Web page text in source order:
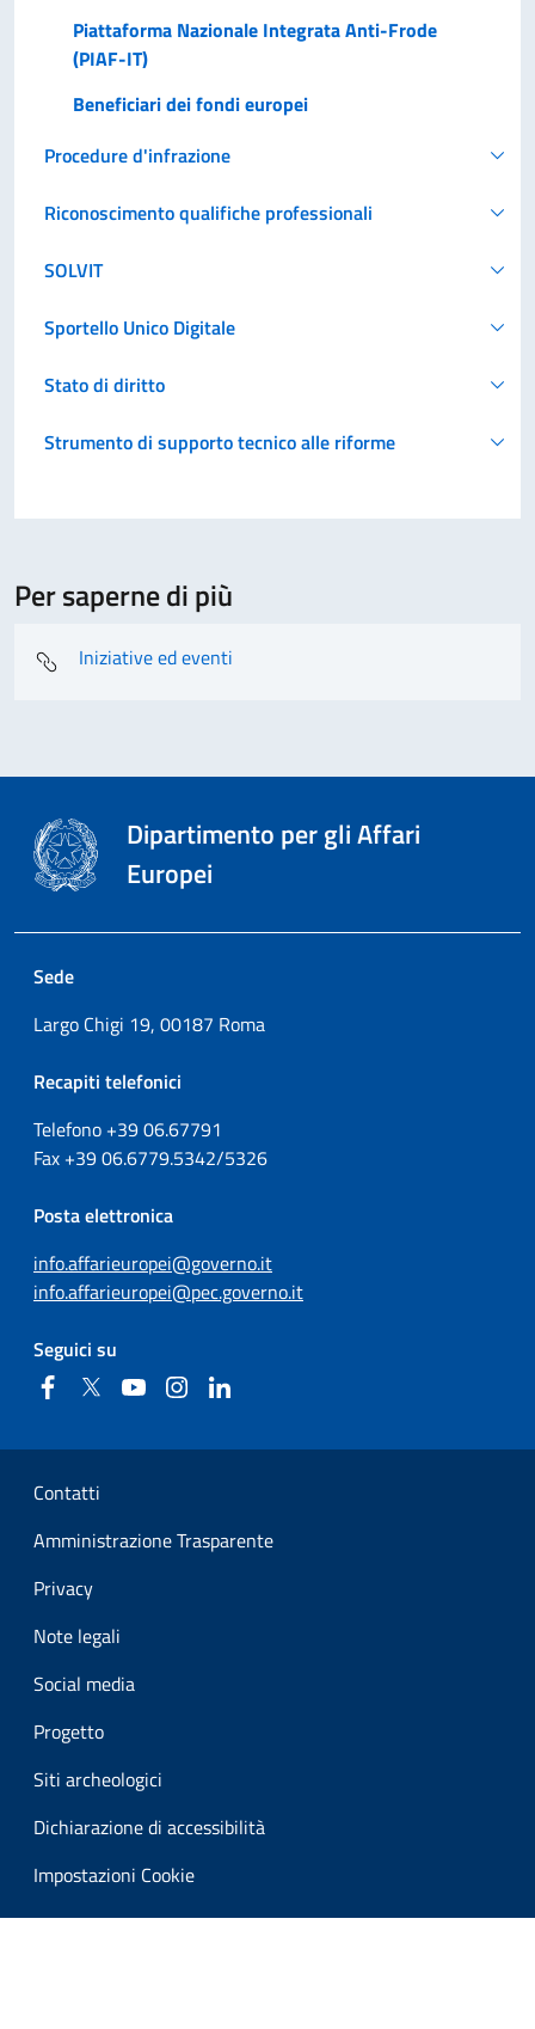
Piattaforma Nazionale Integrata Anti-Frode
(PIAF-IT)
Beneficiari dei fondi europei
Procedure d'infrazione
Riconoscimento qualifiche professionali
SOLVIT
Sportello Unico Digitale
Stato di diritto
Strumento di supporto tecnico alle riforme
Per saperne di più
Iniziative ed eventi
Dipartimento per gli Affari
Europei
Sede
Largo Chigi 19, 00187 Roma
Recapiti telefonici
Telefono +3906.67791
Fax +3906.6779.5342/5326
Posta elettronica
info.affarieuropei@governo.it
info.affarieuropei@pec.governo.it
Seguici su
FacebookTwitter YouTubeInstagram
Sezione Link Utili
Contatti
Amministrazione Trasparente
Privacy
Note legali
Social media
Progetto
Siti archeologici
Dichiarazione di accessibilità
Impostazioni Cookie